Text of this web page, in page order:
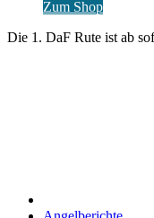
ansehen
Zum Shop
Die 1. DaF Rute ist ab